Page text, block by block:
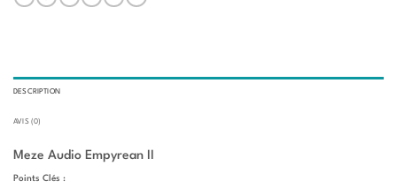
DESCRIPTION
AVIS (0)
Meze Audio Empyrean II
Points Clés :